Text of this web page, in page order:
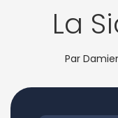
La
Par